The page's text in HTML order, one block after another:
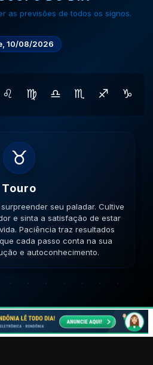
as previsões de todos os signos.
10/08/2026
♌ ♍ ♎ ♏ ♐ ♑
♊
Gemeos
surgir em lugares inusitados. A
forte; use-a para resolver
A versatilidade ajudará no
cada passo conta na sua
e autoconhecimento.